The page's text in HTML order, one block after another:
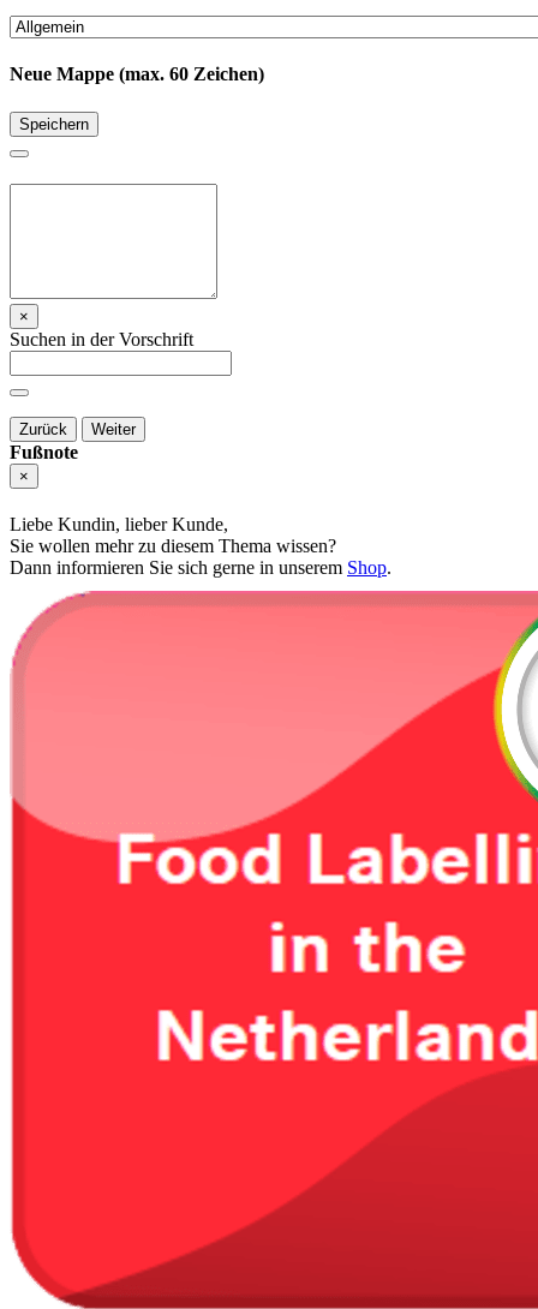
Neue Mappe (max. 60 Zeichen)
Speichern
×
Suchen in der Vorschrift
Zurück Weiter
Fußnote
×
Liebe Kundin, lieber Kunde,
Sie wollen mehr zu diesem Thema wissen?
Dann informieren Sie sich gerne in unserem Shop.